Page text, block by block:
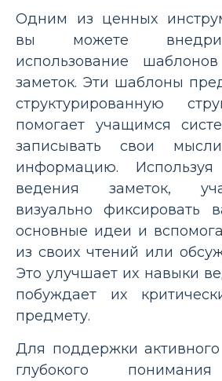
Одним из ценных
вы можете
использование
заметок. Эти шаблоны
структурированную
помогает учащимся
записывать свои
информацию.
ведения заметок,
визуально фиксировать
основные идеи и
из своих чтений или
Это улучшает их навыки
побуждает их
предмету.
Для поддержки
глубокого